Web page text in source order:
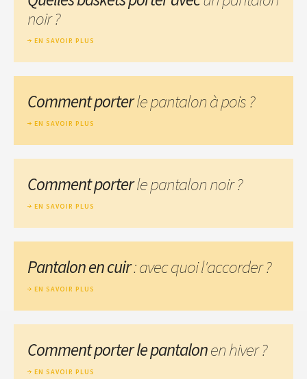
noir ?
EN SAVOIR PLUS
Comment porterle pantalon à pois ?
EN SAVOIR PLUS
Comment porterle pantalon noir ?
EN SAVOIR PLUS
Pantalon en cuir: avec quoi l'accorder ?
EN SAVOIR PLUS
Comment porter le pantalonen hiver ?
EN SAVOIR PLUS